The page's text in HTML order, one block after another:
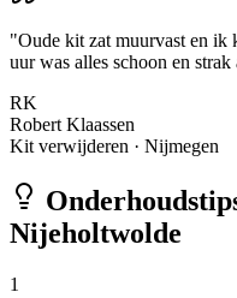
"Oude kit zat muurvast en ik
uur was alles schoon en
RK
Robert Klaassen
Kit verwijderen · Nijmegen
Nijeholtwolde
1